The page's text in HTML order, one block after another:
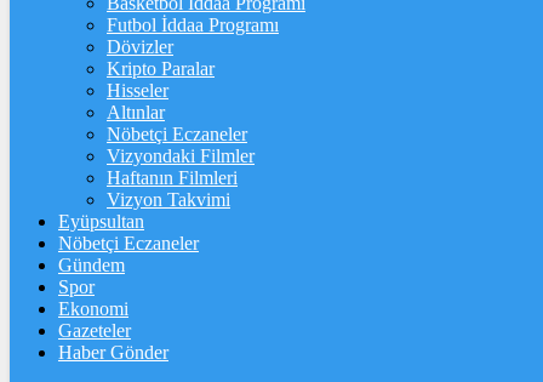
%0,60
BİTCOİN
ETHEREUM
TETHER
Futbol İddaa Programı
Dövizler
Kripto Paralar
Hisseler
Altınlar
Nöbetçi Eczaneler
Vizyondaki Filmler
Haftanın Filmleri
Vizyon Takvimi
Eyüpsultan
Nöbetçi Eczaneler
Gündem
Spor
Ekonomi
Gazeteler
Haber Gönder
20:37 / CHP EYÜPSULTAN İLÇE ÖRGÜTÜ ÜYELERİ